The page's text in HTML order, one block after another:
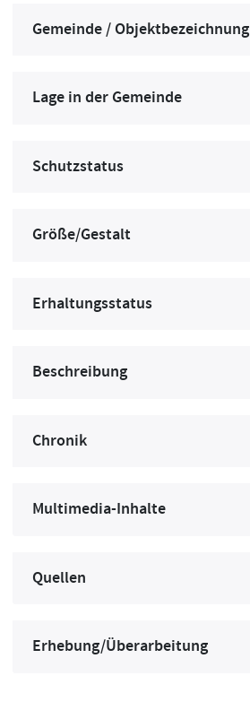
Gemeinde / Objektbezeichnung
Lage in der Gemeinde
Schutzstatus
Größe/Gestalt
Erhaltungsstatus
Beschreibung
Chronik
Multimedia-Inhalte
Quellen
Erhebung/Überarbeitung